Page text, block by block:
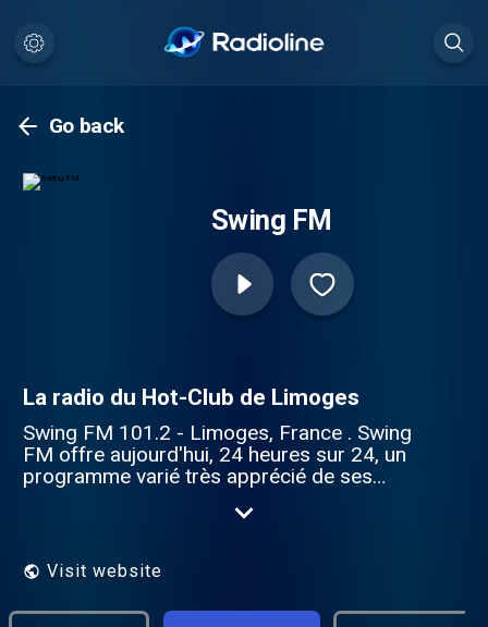
Go back
Swing FM
La radio du Hot-Club de Limoges
Swing FM 101.2 - Limoges, France . Swing
FM offre aujourd'hui, 24 heures sur 24, un
programme varié très apprécié de ses
SwingTime y est toujours animé par Jean-
Visit website